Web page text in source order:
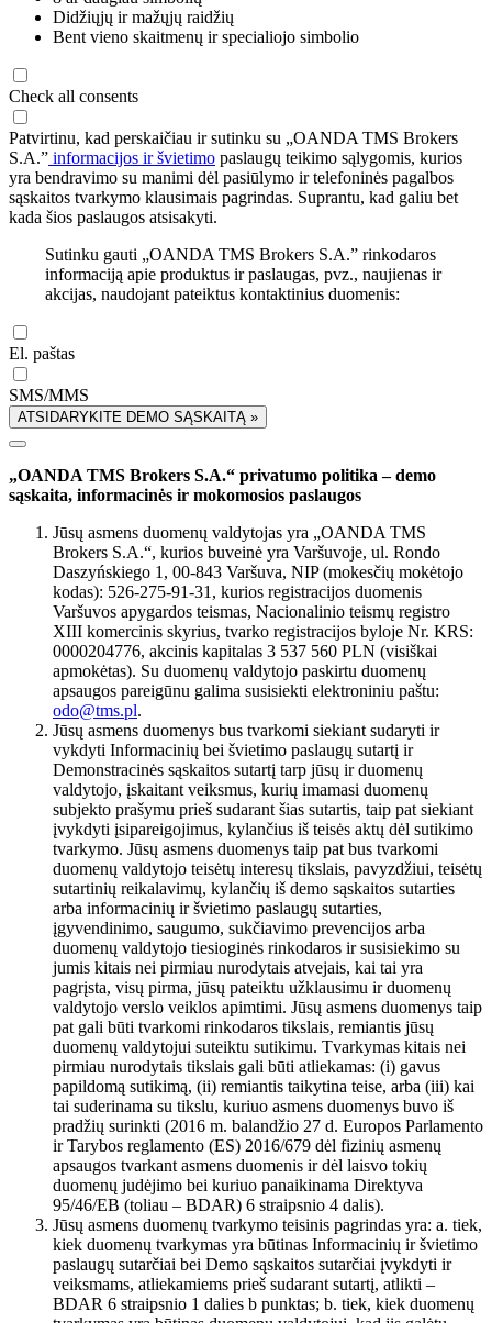
Didžiųjų ir mažųjų raidžių
Bent vieno skaitmenų ir specialiojo simbolio
Check all consents
Patvirtinu, kad perskaičiau ir sutinku su „OANDA TMS Brokers
S.A.” informacijos ir švietimo paslaugų teikimo sąlygomis, kurios
yra bendravimo su manimi dėl pasiūlymo ir telefoninės pagalbos
sąskaitos tvarkymo klausimais pagrindas. Suprantu, kad galiu bet
kada šios paslaugos atsisakyti.
Sutinku gauti „OANDA TMS Brokers S.A.” rinkodaros
informaciją apie produktus ir paslaugas, pvz., naujienas ir
akcijas, naudojant pateiktus kontaktinius duomenis:
El. paštas
SMS/MMS
ATSIDARYKITE DEMO SĄSKAITĄ »
„OANDA TMS Brokers S.A.“ privatumo politika – demo
sąskaita, informacinės ir mokomosios paslaugos
Jūsų asmens duomenų valdytojas yra „OANDA TMS
Brokers S.A.“, kurios buveinė yra Varšuvoje, ul. Rondo
Daszyńskiego 1, 00-843 Varšuva, NIP (mokesčių mokėtojo
kodas): 526-275-91-31, kurios registracijos duomenis
Varšuvos apygardos teismas, Nacionalinio teismų registro
XIII komercinis skyrius, tvarko registracijos byloje Nr. KRS:
0000204776, akcinis kapitalas 3 537 560 PLN (visiškai
apmokėtas). Su duomenų valdytojo paskirtu duomenų
apsaugos pareigūnu galima susisiekti elektroniniu paštu:
odo@tms.pl.
Jūsų asmens duomenys bus tvarkomi siekiant sudaryti ir
vykdyti Informacinių bei švietimo paslaugų sutartį ir
Demonstracinės sąskaitos sutartį tarp jūsų ir duomenų
valdytojo, įskaitant veiksmus, kurių imamasi duomenų
subjekto prašymu prieš sudarant šias sutartis, taip pat siekiant
įvykdyti įsipareigojimus, kylančius iš teisės aktų dėl sutikimo
tvarkymo. Jūsų asmens duomenys taip pat bus tvarkomi
duomenų valdytojo teisėtų interesų tikslais, pavyzdžiui, teisėtų
sutartinių reikalavimų, kylančių iš demo sąskaitos sutarties
arba informacinių ir švietimo paslaugų sutarties,
įgyvendinimo, saugumo, sukčiavimo prevencijos arba
duomenų valdytojo tiesioginės rinkodaros ir susisiekimo su
jumis kitais nei pirmiau nurodytais atvejais, kai tai yra
pagrįsta, visų pirma, jūsų pateiktu užklausimu ir duomenų
valdytojo verslo veiklos apimtimi. Jūsų asmens duomenys taip
pat gali būti tvarkomi rinkodaros tikslais, remiantis jūsų
duomenų valdytojui suteiktu sutikimu. Tvarkymas kitais nei
pirmiau nurodytais tikslais gali būti atliekamas: (i) gavus
papildomą sutikimą, (ii) remiantis taikytina teise, arba (iii) kai
tai suderinama su tikslu, kuriuo asmens duomenys buvo iš
pradžių surinkti (2016 m. balandžio 27 d. Europos Parlamento
ir Tarybos reglamento (ES) 2016/679 dėl fizinių asmenų
apsaugos tvarkant asmens duomenis ir dėl laisvo tokių
duomenų judėjimo bei kuriuo panaikinama Direktyva
95/46/EB (toliau – BDAR) 6 straipsnio 4 dalis).
Jūsų asmens duomenų tvarkymo teisinis pagrindas yra: a. tiek,
kiek duomenų tvarkymas yra būtinas Informacinių ir švietimo
paslaugų sutarčiai bei Demo sąskaitos sutarčiai įvykdyti ir
veiksmams, atliekamiems prieš sudarant sutartį, atlikti –
BDAR 6 straipsnio 1 dalies b punktas; b. tiek, kiek duomenų